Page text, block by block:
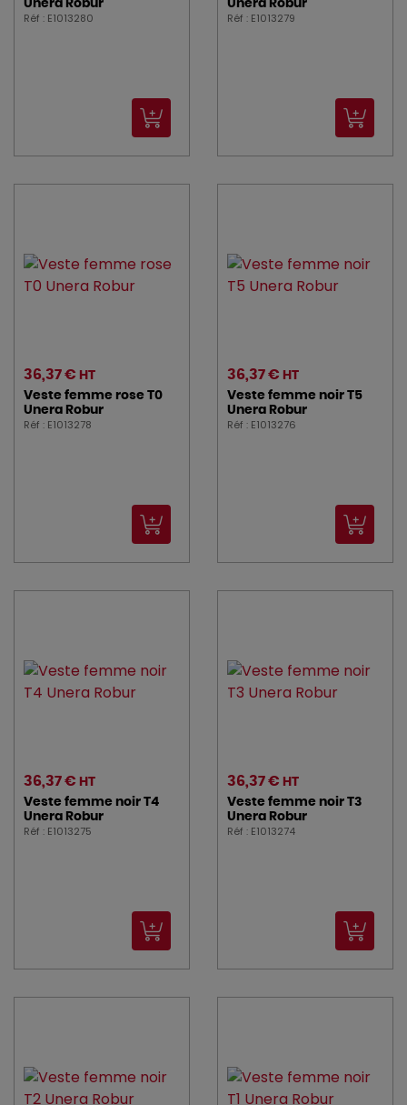
Unera Robur
Réf : E1013280
Unera Robur
Réf : E1013279
36,37 € HT
Veste femme rose T0
Unera Robur
Réf : E1013278
36,37 € HT
Veste femme noir T5
Unera Robur
Réf : E1013276
36,37 € HT
Veste femme noir T4
Unera Robur
Réf : E1013275
36,37 € HT
Veste femme noir T3
Unera Robur
Réf : E1013274